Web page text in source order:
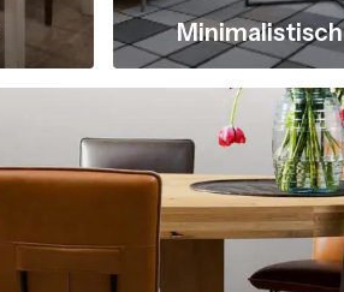
Minimalistisch